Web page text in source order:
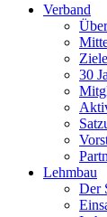
Verband
Ziele
30
Lehmbau
Der